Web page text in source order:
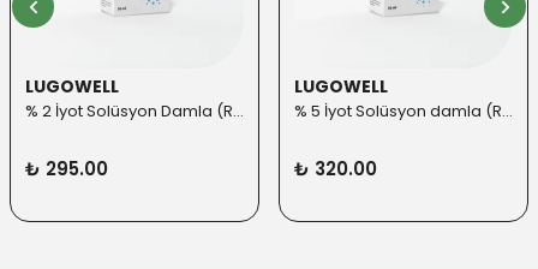
LUGOWELL
% 2 İyot Solüsyon Damla (Roll-on Başlık ilaveli)
₺ 295.00
LUGOWELL
% 5 İyot Solüsyon damla (Roll-on Başlık ilaveli)
₺ 320.00